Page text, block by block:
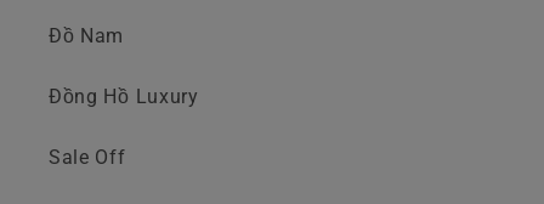
Đồ Nam
Đồng Hồ Luxury
Sale Off